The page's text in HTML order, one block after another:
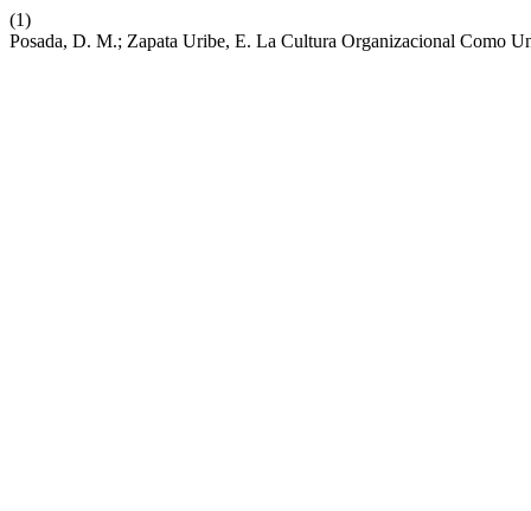
(1)
Posada, D. M.; Zapata Uribe, E. La Cultura Organizacional Como